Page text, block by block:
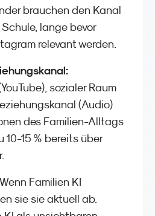
brauchen den Kanal
lange bevor
relevant werden.
sozialer Raum
(Audio)
des Familien-Alltags
10-15 % bereits über
Wenn Familien KI
sie sie aktuell ab.